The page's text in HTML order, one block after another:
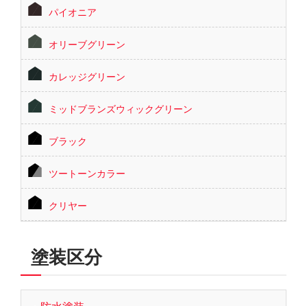
パイオニア
オリーブグリーン
カレッジグリーン
ミッドブランズウィックグリーン
ブラック
ツートーンカラー
クリヤー
塗装区分